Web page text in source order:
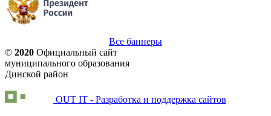
Все баннеры
© 2020 Официальный сайт
муниципального образования
Динской район
OUT IT - Разработка и поддержка сайтов